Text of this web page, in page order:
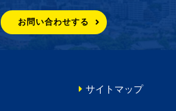
お問い合わせする
サイトマップ